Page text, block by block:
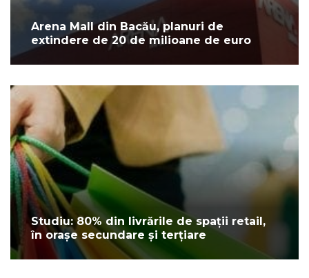
Arena Mall din Bacău, planuri de
extindere de 20 de milioane de euro
Studiu: 80% din livrările de spații retail,
în orașe secundare și terțiare